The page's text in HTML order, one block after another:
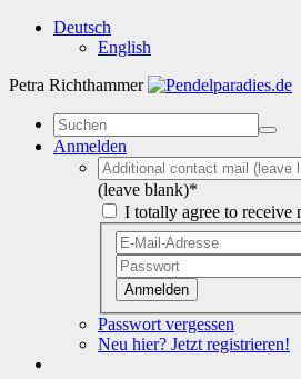
Deutsch
English
Petra Richthammer
Anmelden
(leave blank)*
I totally agree to receive
Anmelden
Passwort vergessen
Neu hier? Jetzt registrieren!